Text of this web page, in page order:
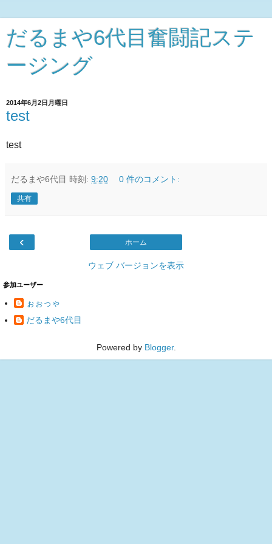
だるまや6代目奮闘記ステ
ージング
2014年6月2日月曜日
test
test
だるまや6代目 時刻: 9:20 0 件のコメント:
共有
‹ ホーム
ウェブ バージョンを表示
参加ユーザー
ぉぉっゃ
だるまや6代目
Powered by Blogger.